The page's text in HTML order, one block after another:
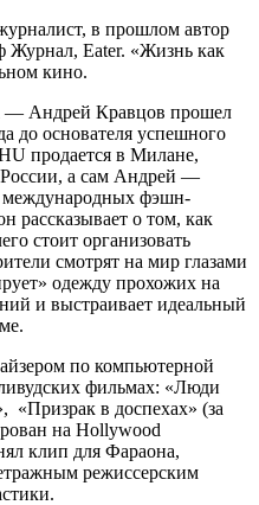
в прошлом автор
Eater. «Жизнь как
кино.
— Андрей Кравцов прошел
до основателя успешного
продается в Милане,
России, а сам Андрей —
международных фэшн-
рассказывает о том, как
стоит организовать
смотрят на мир глазами
одежду прохожих на
и выстраивает идеальный
по компьютерной
фильмах: «Люди
в доспехах» (за
на Hollywood
клип для Фараона,
режиссерским